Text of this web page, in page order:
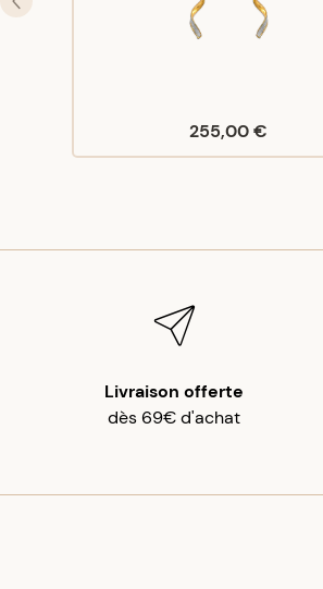
255,00 €
Livraison offerte
dès 69€ d'achat